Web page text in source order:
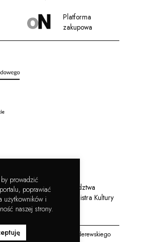
Platforma
zakupowa
instytucją kultury Województwa
przez Ministra Kultury
im. Ignacego Jana Paderewskiego
prowadzić
poprawiać
użytkowników i
naszej strony.